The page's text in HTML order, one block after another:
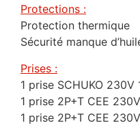
Protections :
Protection thermique
Sécurité manque
Prises :
1 prise SCHUKO 230V
1 prise 2P+T CEE
1 prise 2P+T CEE